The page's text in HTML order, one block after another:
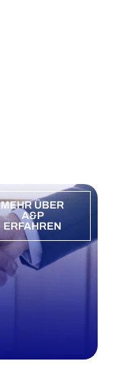
MEHR ÜBER
A&P
ERFAHREN